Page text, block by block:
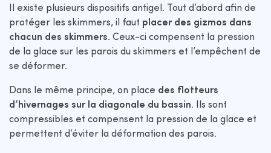
Il existe plusieurs dispositifs antigel. Tout d’abord afin de
protéger les skimmers, il faut placer des gizmos dans
chacun des skimmers. Ceux-ci compensent la pression
de la glace sur les parois du skimmers et l’empêchent de
se déformer.
Dans le même principe, on place des flotteurs
d’hivernages sur la diagonale du bassin. Ils sont
compressibles et compensent la pression de la glace et
permettent d’éviter la déformation des parois.